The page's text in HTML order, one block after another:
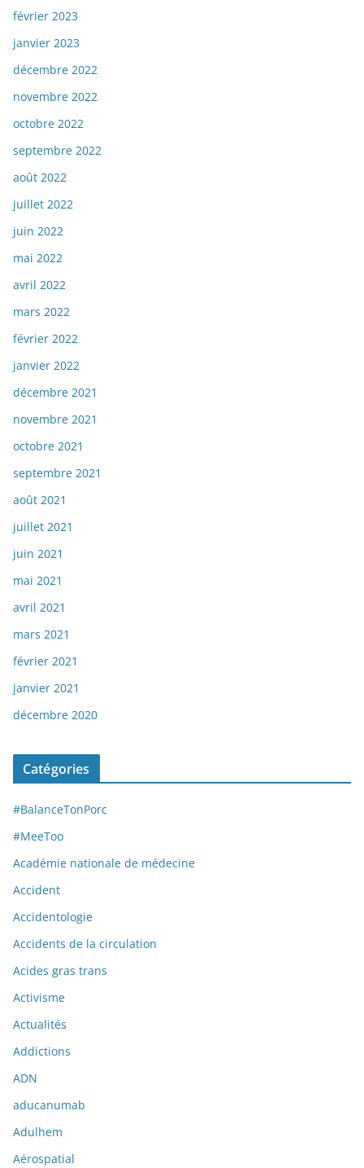
février 2023
janvier 2023
décembre 2022
novembre 2022
octobre 2022
septembre 2022
août 2022
juillet 2022
juin 2022
mai 2022
avril 2022
mars 2022
février 2022
janvier 2022
décembre 2021
novembre 2021
octobre 2021
septembre 2021
août 2021
juillet 2021
juin 2021
mai 2021
avril 2021
mars 2021
février 2021
janvier 2021
décembre 2020
Catégories
#BalanceTonPorc
#MeeToo
Académie nationale de médecine
Accident
Accidentologie
Accidents de la circulation
Acides gras trans
Activisme
Actualités
Addictions
ADN
aducanumab
Adulhem
Aérospatial